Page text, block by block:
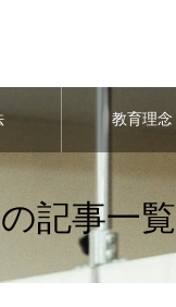
教育理念
記事一覧